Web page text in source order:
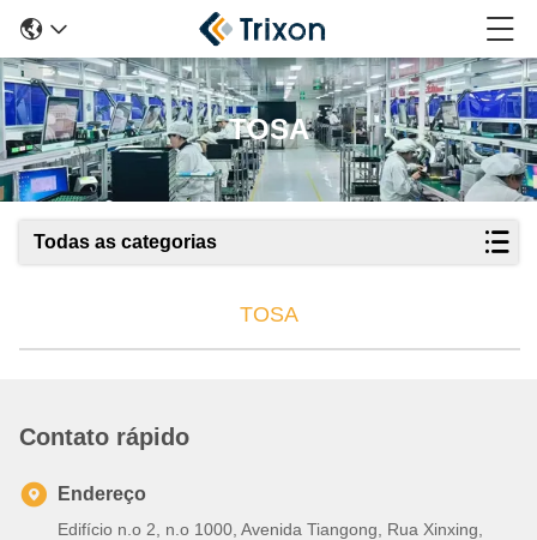
TOSA
Todas as categorias
TOSA
Contato rápido
Endereço
Edifício n.o 2, n.o 1000, Avenida Tiangong, Rua Xinxing,